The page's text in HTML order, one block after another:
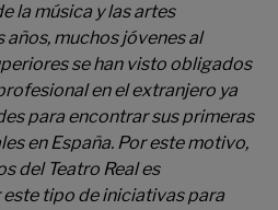
la música y las artes
años, muchos jóvenes al
se han visto obligados
en el extranjero ya
para encontrar sus primeras
en España. Por este motivo,
del Teatro Real es
tipo de iniciativas para